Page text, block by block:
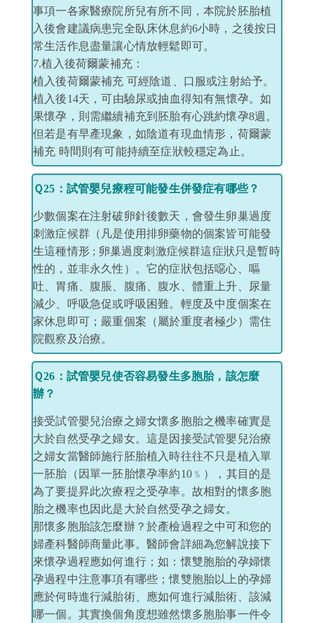
事項一各家醫療院所兒有所不同，本院於胚胎植
入後會建議病患完全臥床休息約6小時，之後按日
常生活作息盡量讓心情放輕鬆即可。
7.植入後荷爾蒙補充：
植入後荷爾蒙補充 可經陰道、口服或注射給予。
植入後14天，可由驗尿或抽血得知有無懷孕。如
果懷孕，則需繼續補充到胚胎有心跳約懷孕8週。
但若是有早產現象，如陰道有現血情形，荷爾蒙
補充 時間則有可能持續至症狀較穩定為止。
Ｑ25：試管嬰兒療程可能發生併發症有哪些？
少數個案在注射破卵針後數天，會發生卵巢過度
刺激症候群（凡是使用排卵藥物的個案皆可能發
生這種情形 ; 卵巢過度刺激症候群這症狀只是暫時
性的，並非永久性）。它的症狀包括噁心、嘔
吐、胃痛、腹脹、腹痛、腹水、體重上升、尿量
減少、呼吸急促或呼吸困難。輕度及中度個案在
家休息即可；嚴重個案（屬於重度者極少）需住
院觀察及治療。
Ｑ26：試管嬰兒使否容易發生多胞胎，該怎麼
辦？
接受試管嬰兒治療之婦女懷多胞胎之機率確實是
大於自然受孕之婦女。這是因接受試管嬰兒治療
之婦女當醫師施行胚胎植入時往往不只是植入單
一胚胎（因單一胚胎懷孕率約10﹪），其目的是
為了要提昇此次療程之受孕率。故相對的懷多胞
胎之機率也因此是大於自然受孕之婦女。
那懷多胞胎該怎麼辦？於產檢過程之中可和您的
婦產科醫師商量此事。醫師會詳細為您解說接下
來懷孕過程應如何進行；如：懷雙胞胎的孕婦懷
孕過程中注意事項有哪些；懷雙胞胎以上的孕婦
應於何時進行減胎術、應如何進行減胎術、該減
哪一個。其實換個角度想雖然懷多胞胎事一件令